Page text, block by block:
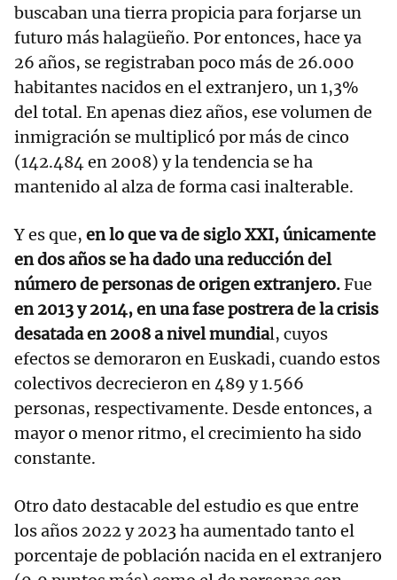
buscaban una tierra propicia para forjarse un
futuro más halagüeño. Por entonces, hace ya
26 años, se registraban poco más de 26.000
habitantes nacidos en el extranjero, un 1,3%
del total. En apenas diez años, ese volumen de
inmigración se multiplicó por más de cinco
(142.484 en 2008) y la tendencia se ha
mantenido al alza de forma casi inalterable.
Y es que, en lo que va de siglo XXI, únicamente
en dos años se ha dado una reducción del
número de personas de origen extranjero.Fue
en 2013 y 2014, en una fase postrera de la crisis
desatada en 2008 a nivel mundial, cuyos
efectos se demoraron en Euskadi, cuando estos
colectivos decrecieron en 489 y 1.566
personas, respectivamente. Desde entonces, a
mayor o menor ritmo, el crecimiento ha sido
constante.
Otro dato destacable del estudio es que entre
los años 2022 y 2023 ha aumentado tanto el
porcentaje de población nacida en el extranjero